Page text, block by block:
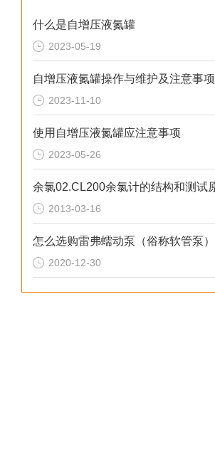
什么是自增压液氮罐
2023-05-19
自增压液氮罐操作与维护及注意事项
2023-11-10
使用自增压液氮罐应注意事项
2023-05-26
2013-03-16
怎么选购雷弗蠕动泵（俗称软管泵）
2020-12-30